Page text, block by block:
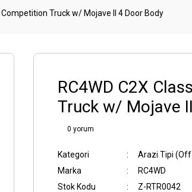
Competition Truck w/ Mojave II 4 Door Body
RC4WD C2X
Truck w/ Mojave
0 yorum
Kategori
Arazi Tipi
Marka
RC4WD
Stok Kodu
Z-RTR0042